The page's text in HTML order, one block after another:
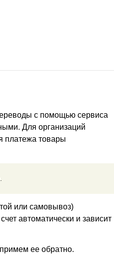
с помощью сервиса
Для организаций
платежа товары
или самовывоз)
автоматически и зависит
ее обратно.